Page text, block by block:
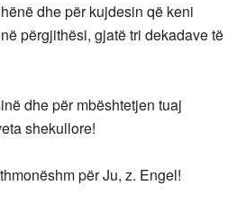
dhe për kujdesin që keni
përgjithësi, gjatë tri dekadave të
dhe për mbështetjen tuaj
shekullore!
për Ju, z. Engel!